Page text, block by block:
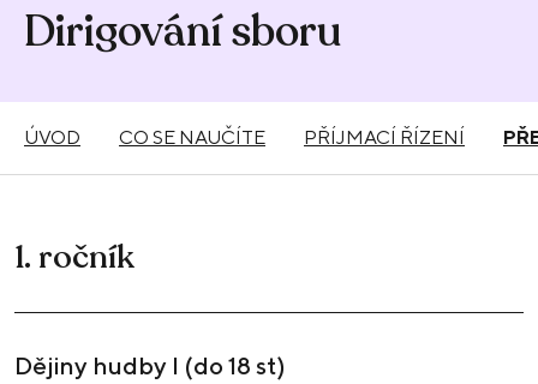
Dirigování sboru
ÚVOD CO SE NAUČÍTE PŘÍJMACÍ ŘÍZENÍ
1. ročník
Dějiny hudby I (do 18 st)